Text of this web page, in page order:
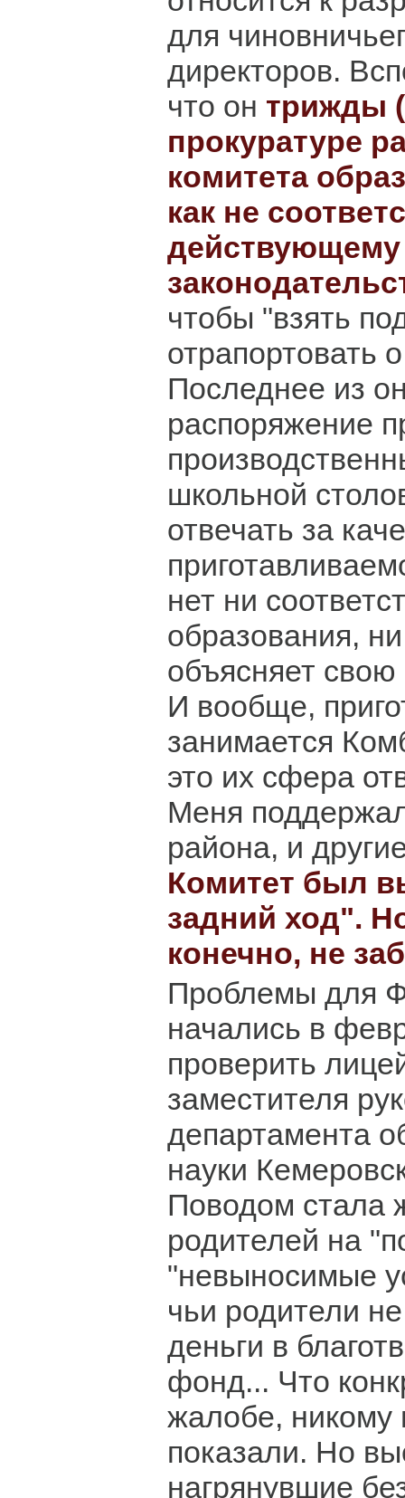
для
директоров.
что он трижды
прокуратуре
комитета
как не
действующему
чтобы "взять
отрапортовать
Последнее из
распоряжение
школьной
отвечать за
нет ни
образования,
объясняет
И вообще,
занимается
это их сфера
Меня
района, и
Комитет был
задний ход".
конечно, не
Проблемы для
начались в
проверить
заместителя
департамента
науки
Поводом стала
родителей на
"невыносимые
чьи родители
деньги в
фонд... Что
жалобе, никому
показали. Но
нагрянувшие